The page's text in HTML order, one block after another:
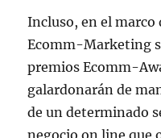
Incluso, en el marco
Ecomm-Marketing
premios Ecomm-
galardonarán de
de un determinado